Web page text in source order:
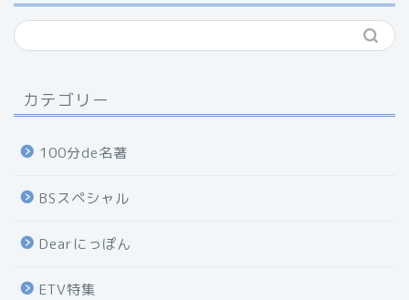
カテゴリー
100分de名著
BSスペシャル
Dearにっぽん
ETV特集